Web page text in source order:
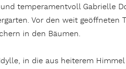
und temperamentvoll Gabrielle
Vor den weit geöffneten
in den Bäumen.
in die aus heiterem